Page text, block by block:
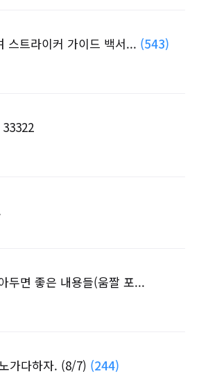
스트라이커 가이드 백서... (543)
두면 좋은 내용들(움짤 포...
가다하자. (8/7) (244)